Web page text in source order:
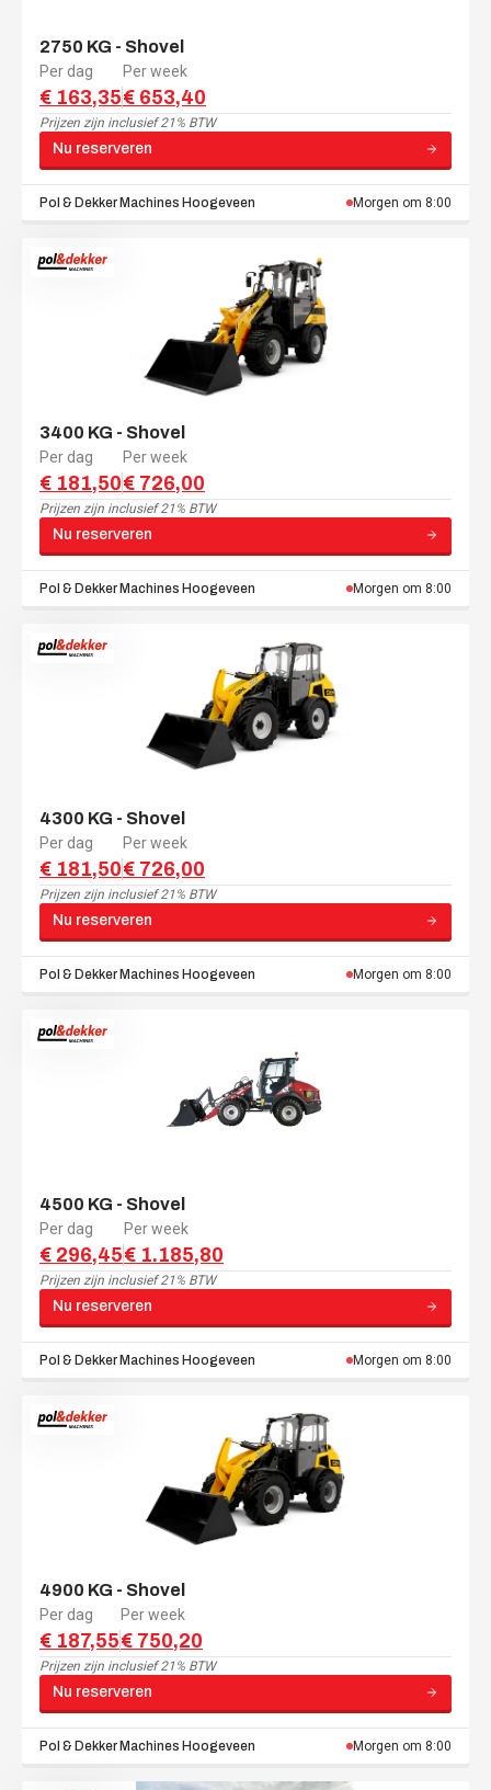
2750 KG - Shovel
Per dag
€ 163,35
Per week
€ 653,40
Prijzen zijn inclusief 21% BTW
Nu reserveren
Pol & Dekker Machines Hoogeveen Morgen om 8:00
3400 KG - Shovel
Per dag
€ 181,50
Per week
€ 726,00
Prijzen zijn inclusief 21% BTW
Nu reserveren
Pol & Dekker Machines Hoogeveen Morgen om 8:00
4300 KG - Shovel
Per dag
€ 181,50
Per week
€ 726,00
Prijzen zijn inclusief 21% BTW
Nu reserveren
Pol & Dekker Machines Hoogeveen Morgen om 8:00
4500 KG - Shovel
Per dag
€ 296,45
Per week
€ 1.185,80
Prijzen zijn inclusief 21% BTW
Nu reserveren
Pol & Dekker Machines Hoogeveen Morgen om 8:00
4900 KG - Shovel
Per dag
€ 187,55
Per week
€ 750,20
Prijzen zijn inclusief 21% BTW
Nu reserveren
Pol & Dekker Machines Hoogeveen Morgen om 8:00